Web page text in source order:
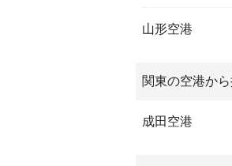
山形空港
関東の空港か
成田空港